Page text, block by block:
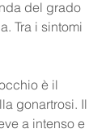
del grado
Tra i sintomi
è il
gonartrosi. Il
a intenso e